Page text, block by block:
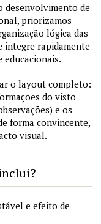
desenvolvimento de
priorizamos
lógica das
integre rapidamente
educacionais.
o layout completo:
do visto
e os
forma convincente,
visual.
e efeito de